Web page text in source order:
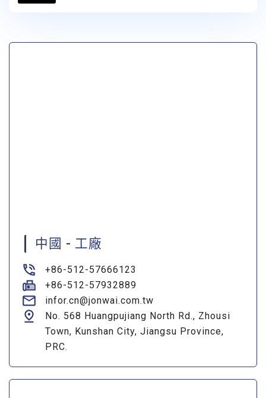
中國 - 工廠
+86-512-57666123
+86-512-57932889
infor.cn@jonwai.com.tw
No. 568 Huangpujiang North Rd., Zhousi
Town, Kunshan City, Jiangsu Province,
PRC.